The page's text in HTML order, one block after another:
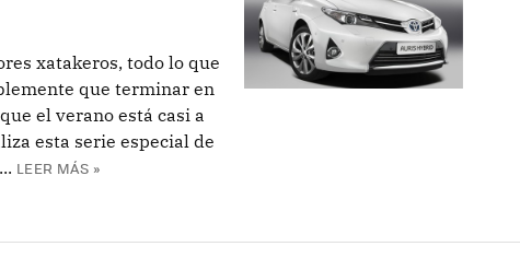
xatakeros, todo lo que
que terminar en
el verano está casi a
esta serie especial de
LEER MÁS »